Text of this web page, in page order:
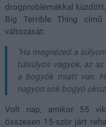
drogproblémákkal
Big Terrible Thing című
változását:
"Ha megnézed a
túlsúlyos vagyok, az
a bogyók miatt van.
nagyon sok bogyó
Volt nap, amikor 55
összesen 15-ször járt